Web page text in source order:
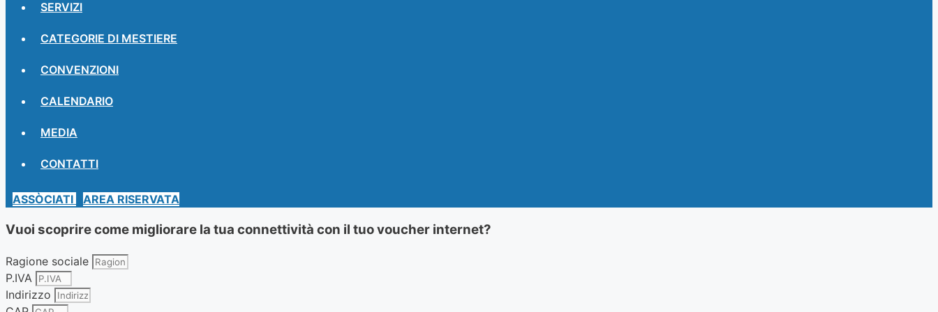
SERVIZI
CATEGORIE DI MESTIERE
CONVENZIONI
CALENDARIO
MEDIA
CONTATTI
ASSÒCIATI AREA RISERVATA
Vuoi scoprire come migliorare la tua connettività con il tuo voucher internet?
Ragione sociale
P.IVA
Indirizzo